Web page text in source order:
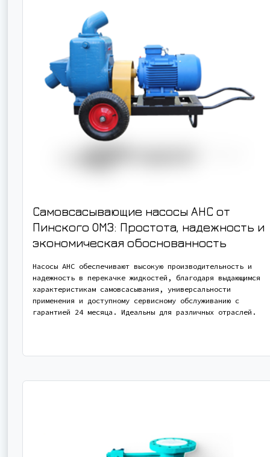
Самовсасывающие насосы АНС от
Пинского ОМЗ: Простота, надежность и
экономическая обоснованность
Насосы АНС обеспечивают высокую производительность и
надежность в перекачке жидкостей, благодаря выдающимся
характеристикам самовсасывания, универсальности
применения и доступному сервисному обслуживанию с
гарантией 24 месяца. Идеальны для различных отраслей.